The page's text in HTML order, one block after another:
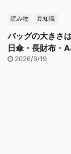
読み物 豆知識
バッグの大きさ
日傘・長財布・
2026/6/19